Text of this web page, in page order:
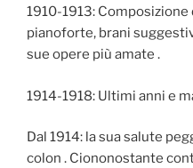
1910-1913:
pianoforte, brani
sue opere più amate .
1914-1918: Ultimi anni e
Dal 1914: la sua salute
colon . Ciononostante